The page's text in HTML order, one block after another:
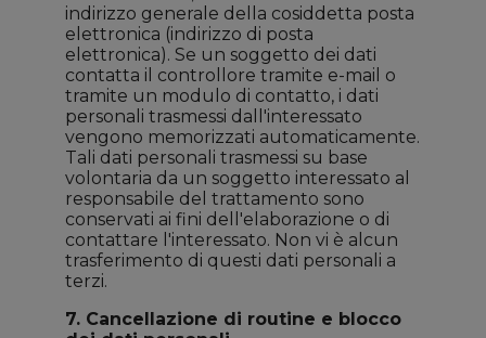
indirizzo generale della cosiddetta posta
elettronica (indirizzo di posta
elettronica). Se un soggetto dei dati
contatta il controllore tramite e-mail o
tramite un modulo di contatto, i dati
personali trasmessi dall'interessato
vengono memorizzati automaticamente.
Tali dati personali trasmessi su base
volontaria da un soggetto interessato al
responsabile del trattamento sono
conservati ai fini dell'elaborazione o di
contattare l'interessato. Non vi è alcun
trasferimento di questi dati personali a
terzi.
7. Cancellazione di routine e blocco